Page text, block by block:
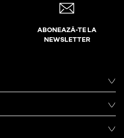
ABONEAZĂ-TE LA
NEWSLETTER